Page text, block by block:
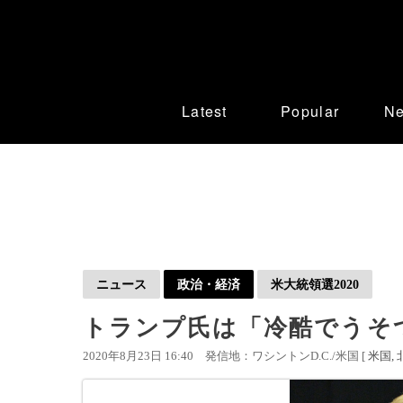
Latest Popular
ニュース 政治・経済 米大統領選2020
トランプ氏は「冷酷でう
2020年8月23日 16:40 発信地：ワシントンD.C./米国 [ 米国